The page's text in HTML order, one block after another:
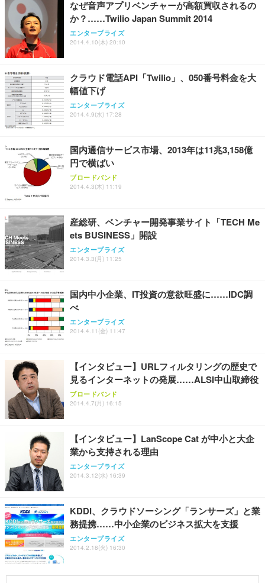
Sezlife オフィスチェア デスクチェア 疲れない テレ
ワーク チェア 強化バックレスト 30度ロッキング機
能 人間工学 椅子 腰サポート 90度跳ね上げ式アーム
務用 おしゃれ パソコンチェア (ブラック)
Sezlife オフィスチェア デスクチェア 疲れない テレ
ワーク チェア 強化バックレスト 30度ロッキング機
能 人間工学 椅子 腰サポート 90度跳ね上げ式アーム
務用 おしゃれ パソコンチェア (ホワイト)
ANDWINT オフィスチェア デスクチェア 肘なし メ
ッシュ 通気性 ランバーサポート付き 腰サポート ガ
ス圧無段階昇降 360度回転 キャスター付き コンパク
【純正品】27"ゲーミングモニター DualSense 充電
フック付き（CFI-ZDM1J）
【整備済み品】Dell E2724HS 27インチ 液晶モニタ
ー フルHD（1920×1080）VA 非光沢 HDMI/DisplayP
ort/VGA スピーカー内蔵 高さ調整 スイベル VESA対
【MiniLED/24.5inch/280Hz/FHD】GRAPHT THE S
HOOTER Gaming Monitor 24” Essential ゲーミン
グモニター QD 24.5インチ 1ms FHD 量子ドット 残
ネオ・ルーライフ ネオ・オムツ L 中型犬用 26枚入
り 単品
Smart Basic(スマートベーシック) 【Amazon.co.jp
限定】 Smart Basic アイリスオーヤマ ペットシーツ
超厚型 お徳用 ワイド 100枚入 (x 1) (ケース販売)
アイリスオーヤマ ペットシーツ 超厚型 お徳用 レギ
ュラー 200枚入【Amazon.co.jp限定】
なぜ音声アプリベンチャーが高額買収されるの
か？……Twilio Japan Summit 2014
エンタープライズ
2014.4.10(木) 20:10
クラウド電話API「Twilio」、050番号料金を大
幅値下げ
エンタープライズ
2014.4.9(水) 17:28
国内通信サービス市場、2013年は11兆3,158億
円で横ばい
ブロードバンド
2014.4.3(木) 11:19
産総研、ベンチャー開発事業サイト「TECH Me
ets BUSINESS」開設
エンタープライズ
2014.3.3(月) 11:25
国内中小企業、IT投資の意欲旺盛に……IDC調
べ
エンタープライズ
2014.4.11(金) 11:47
【インタビュー】URLフィルタリングの歴史で
見るインターネットの発展……ALSI中山取締役
ブロードバンド
2014.4.7(月) 16:15
【インタビュー】LanScope Cat が中小と大企
業から支持される理由
エンタープライズ
2014.3.12(水) 16:39
KDDI、クラウドソーシング「ランサーズ」と業
務提携……中小企業のビジネス拡大を支援
エンタープライズ
2014.2.18(火) 16:30